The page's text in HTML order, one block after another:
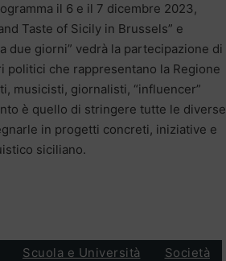
il 6 e il 7 dicembre 2023,
Taste of Sicily in Brussels” e
due giorni” vedrà la partecipazione di
che rappresentano la Regione
musicisti, giornalisti, “influencer”
è quello di stringere tutte le diverse
in progetti concreti, iniziative e
siciliano.
Scuola e Università Società